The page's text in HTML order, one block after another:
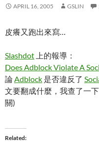
APRIL 16, 2005 GSLIN
皮癢又跑出來寫…
Slashdot 上的報導：
Does Adblock Violate A
論Adblock 是否違反了
文要翻成什麼，我查了一
關)
Related